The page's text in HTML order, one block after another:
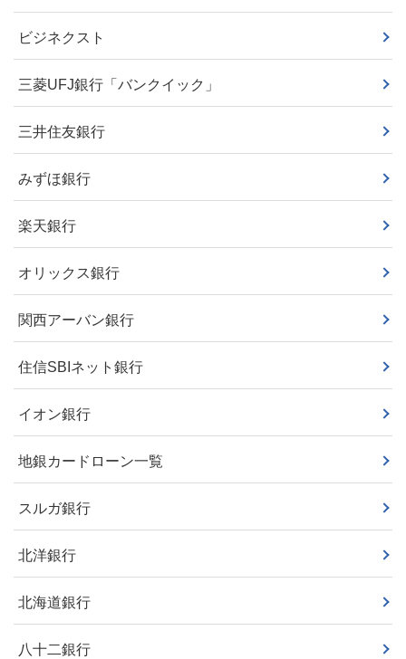
ビジネクスト
三菱UFJ銀行「バンクイック」
三井住友銀行
みずほ銀行
楽天銀行
オリックス銀行
関西アーバン銀行
住信SBIネット銀行
イオン銀行
地銀カードローン一覧
スルガ銀行
北洋銀行
北海道銀行
八十二銀行